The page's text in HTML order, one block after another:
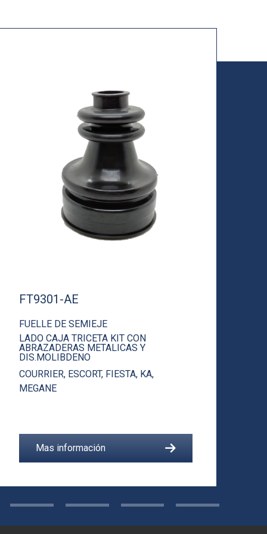
FT9301-AE
FUELLE DE SEMIEJE
LADO CAJA TRICETA KIT CON
ABRAZADERAS METALICAS Y
DIS.MOLIBDENO
COURRIER, ESCORT, FIESTA, KA,
MEGANE
Mas información